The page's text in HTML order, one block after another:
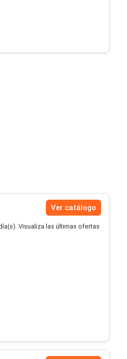
Ver catálogo
Visualiza las últimas ofertas